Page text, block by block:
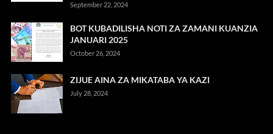
September 22, 2024
BOT KUBADILISHA NOTI ZA ZAMANI KUANZIA
JANUARI 2025
October 26, 2024
ZIJUE AINA ZA MIKATABA YA KAZI
July 28, 2024